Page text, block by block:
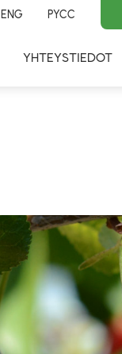
ENG PYCC
YHTEYSTIEDOT